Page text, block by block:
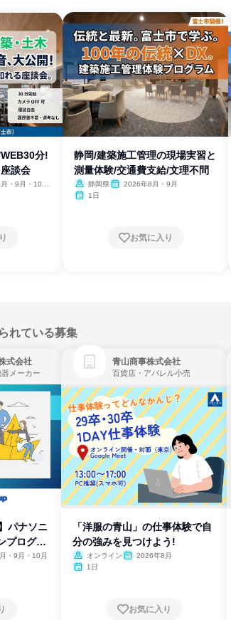
分!
談会
・9月・10
静岡/建築施工管理の現場実習と
測量体験/交通費支給/文理不問
静岡県
2026年8月・9月
1日
お気に入り
れている募集
式会社
メーカー
パナソニ
プログラ
・9月・10月
青山商事株式会社
百貨店・アパレル小売
「洋服の青山」の仕事体験で自
分の強みを見つけよう!
オンライン
2026年8月
1日
お気に入り